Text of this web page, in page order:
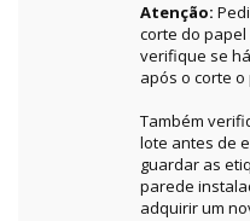
Atenção:
corte do
verifique se
após o corte
Também
lote antes de
guardar as
parede
adquirir um